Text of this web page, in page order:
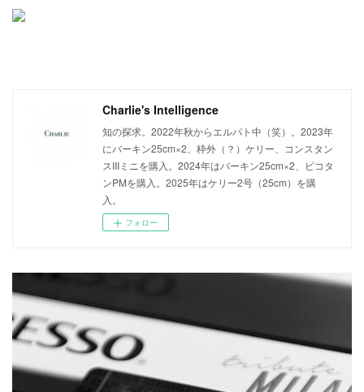
Charlie's Intelligence
知の探求。2022年秋からエルパト中（笑）。2023年
にバーキン25cm×2、枠外（？）ケリー、コンスタン
スIIIミニを購入。2024年はバーキン25cm×2、ピコタ
ンPMを購入。2025年はケリー2号（25cm）を購
入。
フォロー